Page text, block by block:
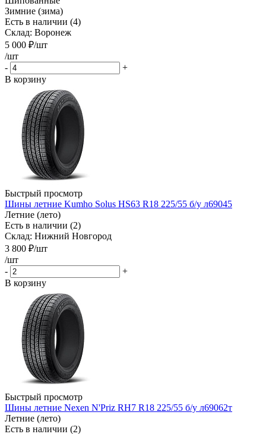
Зимние (зима)
Есть в наличии (4)
Склад: Воронеж
5 000 ₽/шт
/шт
-
+
В корзину
Быстрый просмотр
Шины летние Kumho Solus HS63 R18 225/55 б/у л69045
Летние (лето)
Есть в наличии (2)
Склад: Нижний Новгород
3 800 ₽/шт
/шт
-
+
В корзину
Быстрый просмотр
Шины летние Nexen N'Priz RH7 R18 225/55 б/у л69062т
Летние (лето)
Есть в наличии (2)